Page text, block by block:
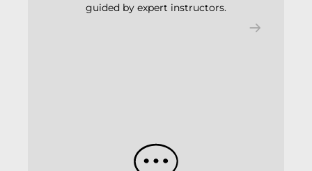
guided by expert instructors.